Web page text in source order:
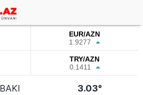
EUR/AZN
1.9277
TRY/AZN
0.1411
BAKI 3.03°